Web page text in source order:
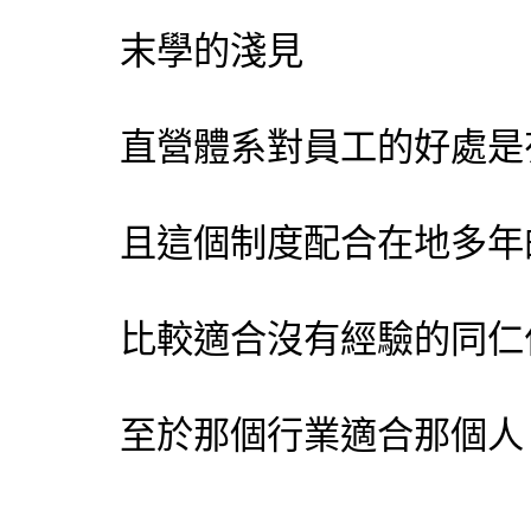
末學的淺見
直營體系對員工的好處
且這個制度配合在地多
比較適合沒有經驗的同
至於那個行業適合那個人